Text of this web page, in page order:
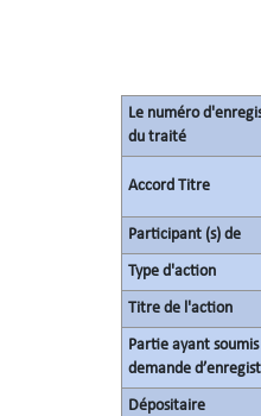
Le numéro
du traité
Accord Titre
Participant (s) de
Type d'action
Titre de l'action
Partie ayant soumis
demande
Dépositaire